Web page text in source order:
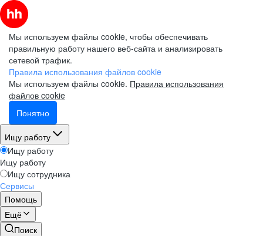
Мы используем файлы cookie, чтобы обеспечивать
правильную работу нашего веб-сайта и анализировать
сетевой трафик.
Правила использования файлов cookie
Мы используем файлы cookie. Правила использования
файлов cookie
Понятно
Ищу работу
Ищу работу
Ищу работу
Ищу сотрудника
Сервисы
Помощь
Ещё
Поиск